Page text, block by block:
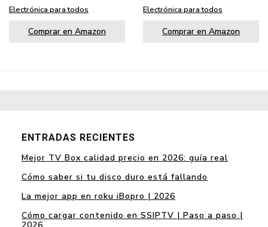
Electrónica para todos
Comprar en Amazon
Electrónica para todos
Comprar en Amazon
ENTRADAS RECIENTES
Mejor TV Box calidad precio en 2026: guía real
Cómo saber si tu disco duro está fallando
La mejor app en roku iBopro | 2026
Cómo cargar contenido en SSIPTV | Paso a paso |